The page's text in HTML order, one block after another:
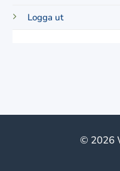
Logga ut
© 2026